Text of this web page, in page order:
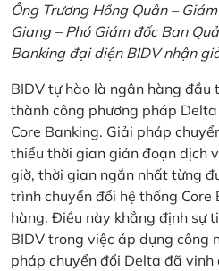
Ông Trương Hồng Quân –
Giang – Phó Giám đốc Ban
Banking đại diện BIDV nhận
BIDV tự hào là ngân hàng
thành công phương pháp
Core Banking. Giải pháp
thiểu thời gian gián đoạn dịch
giờ, thời gian ngắn nhất từng
trình chuyển đổi hệ thống
hàng. Điều này khẳng định sự
BIDV trong việc áp dụng công
pháp chuyển đổi Delta đã